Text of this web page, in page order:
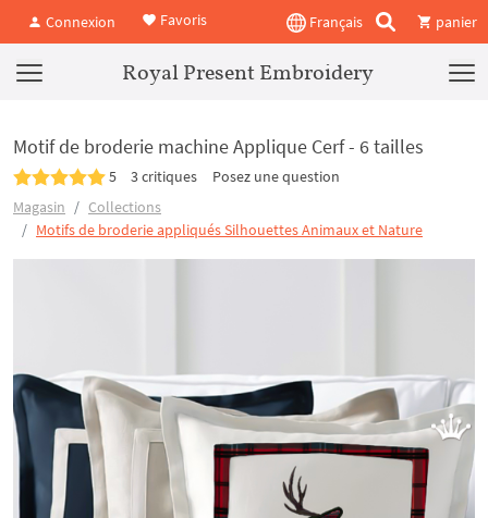
Connexion Favoris Français panier
Royal Present Embroidery
Motif de broderie machine Applique Cerf - 6 tailles
5 3 critiques
Posez une question
Magasin
Collections
Motifs de broderie appliqués Silhouettes Animaux et Nature